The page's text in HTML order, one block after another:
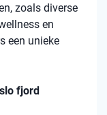
zoals diverse
en
een unieke
fjord